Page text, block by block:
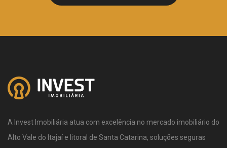
A Invest Imobiliária atua com excelência no mercado imobiliário do
Alto Vale do Itajaí e litoral de Santa Catarina, soluções seguras